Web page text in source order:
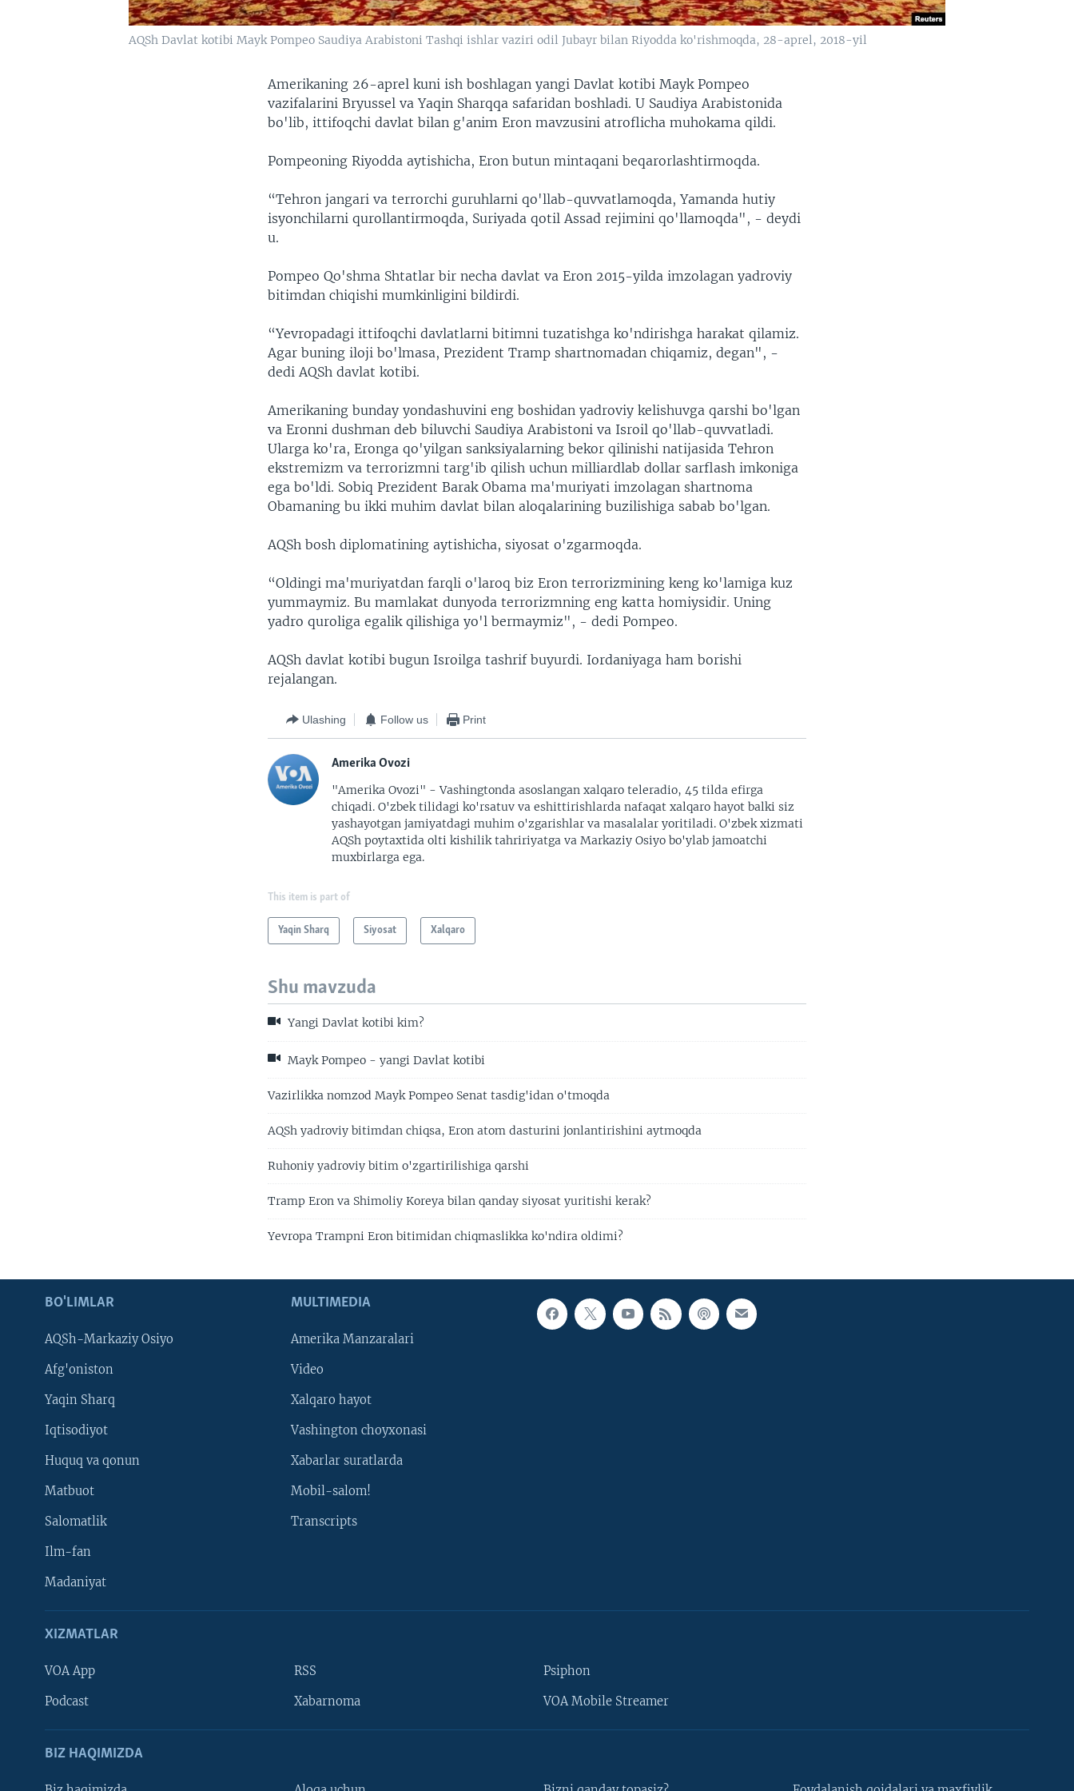
AQSh Davlat kotibi Mayk Pompeo Saudiya Arabistoni Tashqi ishlar vaziri odil Jubayr bilan Riyodda ko'rishmoqda, 28-aprel, 2018-yil
Amerikaning 26-aprel kuni ish boshlagan yangi Davlat kotibi Mayk Pompeo
vazifalarini Bryussel va Yaqin Sharqqa safaridan boshladi. U Saudiya Arabistonida
bo'lib, ittifoqchi davlat bilan g'anim Eron mavzusini atroflicha muhokama qildi.
Pompeoning Riyodda aytishicha, Eron butun mintaqani beqarorlashtirmoqda.
“Tehron jangari va terrorchi guruhlarni qo'llab-quvvatlamoqda, Yamanda hutiy
isyonchilarni qurollantirmoqda, Suriyada qotil Assad rejimini qo'llamoqda", - deydi
u.
Pompeo Qo'shma Shtatlar bir necha davlat va Eron 2015-yilda imzolagan yadroviy
bitimdan chiqishi mumkinligini bildirdi.
“Yevropadagi ittifoqchi davlatlarni bitimni tuzatishga ko'ndirishga harakat qilamiz.
Agar buning iloji bo'lmasa, Prezident Tramp shartnomadan chiqamiz, degan", -
dedi AQSh davlat kotibi.
Amerikaning bunday yondashuvini eng boshidan yadroviy kelishuvga qarshi bo'lgan
va Eronni dushman deb biluvchi Saudiya Arabistoni va Isroil qo'llab-quvvatladi.
Ularga ko'ra, Eronga qo'yilgan sanksiyalarning bekor qilinishi natijasida Tehron
ekstremizm va terrorizmni targ'ib qilish uchun milliardlab dollar sarflash imkoniga
ega bo'ldi. Sobiq Prezident Barak Obama ma'muriyati imzolagan shartnoma
Obamaning bu ikki muhim davlat bilan aloqalarining buzilishiga sabab bo'lgan.
AQSh bosh diplomatining aytishicha, siyosat o'zgarmoqda.
“Oldingi ma'muriyatdan farqli o'laroq biz Eron terrorizmining keng ko'lamiga kuz
yummaymiz. Bu mamlakat dunyoda terrorizmning eng katta homiysidir. Uning
yadro quroliga egalik qilishiga yo'l bermaymiz", - dedi Pompeo.
AQSh davlat kotibi bugun Isroilga tashrif buyurdi. Iordaniyaga ham borishi
rejalangan.
Ulashing Follow us Print
Amerika Ovozi
"Amerika Ovozi" - Vashingtonda asoslangan xalqaro teleradio, 45 tilda efirga
chiqadi. O'zbek tilidagi ko'rsatuv va eshittirishlarda nafaqat xalqaro hayot balki siz
yashayotgan jamiyatdagi muhim o'zgarishlar va masalalar yoritiladi. O'zbek xizmati
AQSh poytaxtida olti kishilik tahririyatga va Markaziy Osiyo bo'ylab jamoatchi
muxbirlarga ega.
This item is part of
Yaqin Sharq Siyosat Xalqaro
Shu mavzuda
Yangi Davlat kotibi kim?
Mayk Pompeo - yangi Davlat kotibi
Vazirlikka nomzod Mayk Pompeo Senat tasdig'idan o'tmoqda
AQSh yadroviy bitimdan chiqsa, Eron atom dasturini jonlantirishini aytmoqda
Ruhoniy yadroviy bitim o'zgartirilishiga qarshi
Tramp Eron va Shimoliy Koreya bilan qanday siyosat yuritishi kerak?
Yevropa Trampni Eron bitimidan chiqmaslikka ko'ndira oldimi?
BO'LIMLAR
AQSh-Markaziy Osiyo
Afg'oniston
Yaqin Sharq
Iqtisodiyot
Huquq va qonun
Matbuot
Salomatlik
Ilm-fan
Madaniyat
MULTIMEDIA
Amerika Manzaralari
Video
Xalqaro hayot
Vashington choyxonasi
Xabarlar suratlarda
Mobil-salom!
Transcripts
XIZMATLAR
VOA App
Podcast
RSS
Xabarnoma
Psiphon
VOA Mobile Streamer
BIZ HAQIMIZDA